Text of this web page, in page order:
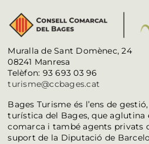
Muralla de Sant Domènec, 24
08241 Manresa
Telèfon: 93 693 03 96
turisme@ccbages.cat
Bages Turisme és l’ens de
turística del Bages, que aglutina
comarca i també agents privats
suport de la Diputació de